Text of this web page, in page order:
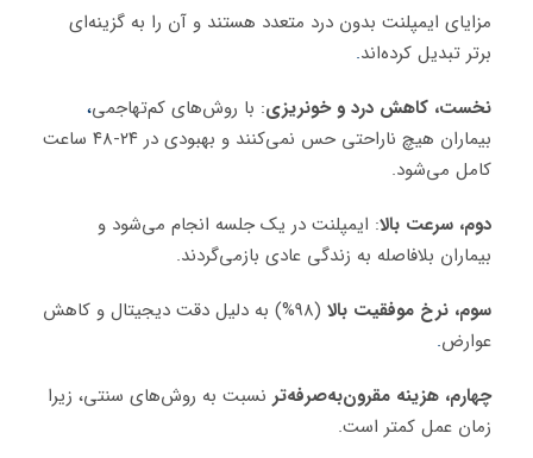
مزایای ایمپلنت بدون درد متعدد هستند و آن را به گزینه‌ای
برتر تبدیل کرده‌اند.
نخست، کاهش درد و خونریزی: با روش‌های کم‌تهاجمی،
بیماران هیچ ناراحتی حس نمی‌کنند و بهبودی در ۲۴-۴۸ ساعت
کامل می‌شود.
دوم، سرعت بالا: ایمپلنت در یک جلسه انجام می‌شود و
بیماران بلافاصله به زندگی عادی بازمی‌گردند.
سوم، نرخ موفقیت بالا
(۹۸%) به دلیل دقت دیجیتال و کاهش
عوارض.
چهارم، هزینه مقرون‌به‌صرفه‌تر نسبت به روش‌های سنتی، زیرا
زمان عمل کمتر است.